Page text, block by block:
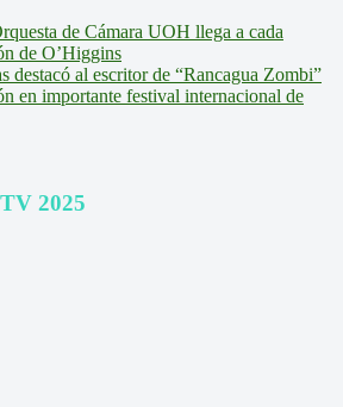
de Cámara UOH llega a cada
de O’Higgins
destacó al escritor de “Rancagua Zombi”
en importante festival internacional de
2025